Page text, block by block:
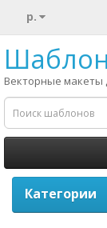
р.
Векторные макеты
Категории